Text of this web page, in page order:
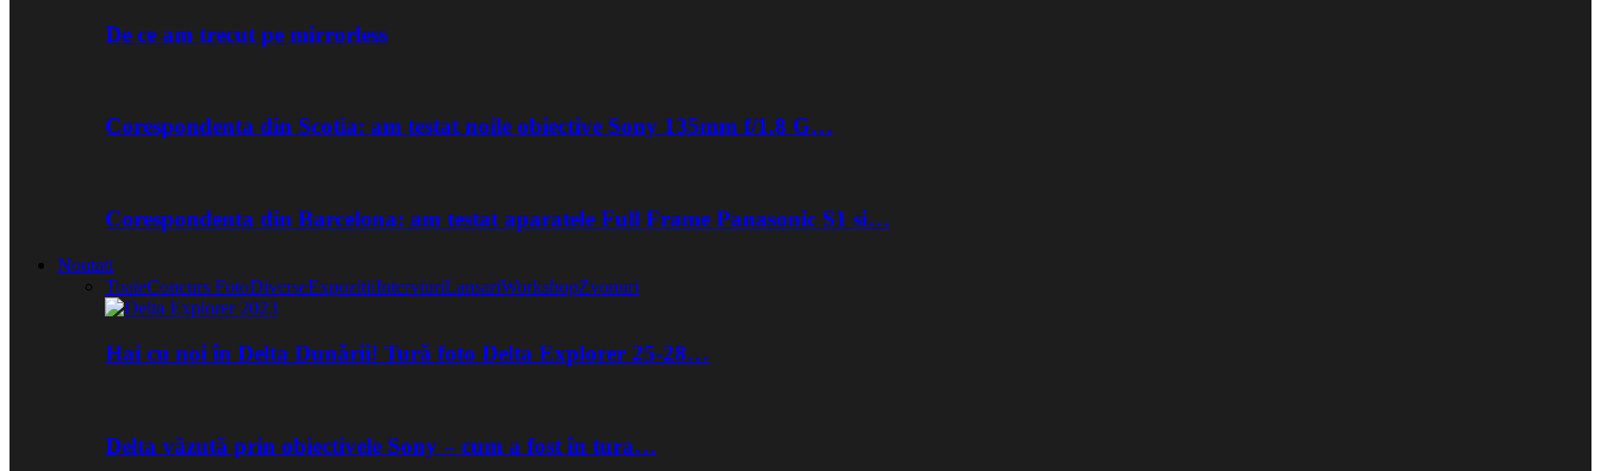
De ce am trecut pe mirrorless
Corespondenta din Scotia: am testat noile obiective Sony 135mm f/1.8 G…
Corespondenta din Barcelona: am testat aparatele Full Frame Panasonic S1 si…
Noutati
ToateConcurs FotoDiverseExpozitiiInterviuriLansariWorkshopZvonuri
Hai cu noi în Delta Dunării! Tură foto Delta Explorer 25-28…
Delta văzută prin obiectivele Sony – cum a fost în tura…